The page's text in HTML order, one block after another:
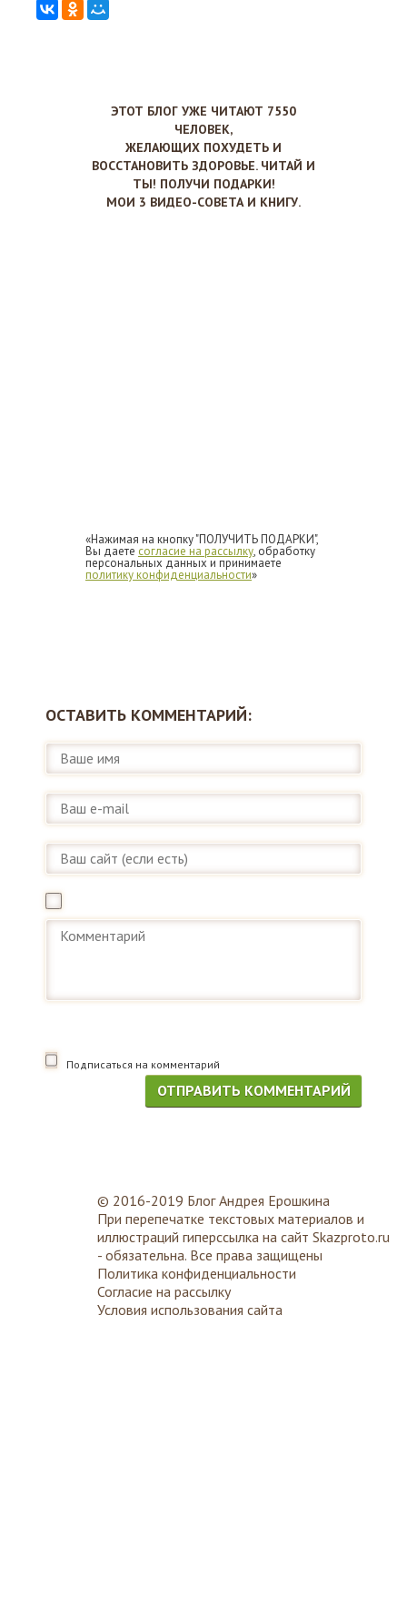
ЭТОТ БЛОГ УЖЕ ЧИТАЮТ 7550
ЧЕЛОВЕК,
ЖЕЛАЮЩИХ ПОХУДЕТЬ И
ВОССТАНОВИТЬ ЗДОРОВЬЕ. ЧИТАЙ И
ТЫ! ПОЛУЧИ ПОДАРКИ!
МОИ 3 ВИДЕО-СОВЕТА И КНИГУ.
«Нажимая на кнопку "ПОЛУЧИТЬ ПОДАРКИ",
Вы даете согласие на рассылку, обработку
персональных данных и принимаете
политику конфиденциальности»
ОСТАВИТЬ КОММЕНТАРИЙ:
Подписаться на комментарий
© 2016-2019 Блог Андрея Ерошкина
При перепечатке текстовых материалов и
иллюстраций гиперссылка на сайт Skazproto.ru
- обязательна. Все права защищены
Политика конфиденциальности
Согласие на рассылку
Условия использования сайта